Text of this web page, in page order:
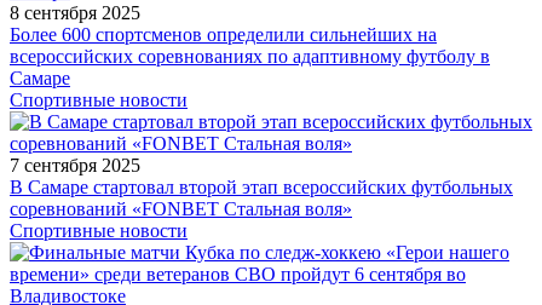
8 сентября 2025
Более 600 спортсменов определили сильнейших на
всероссийских соревнованиях по адаптивному футболу в
Самаре
Спортивные новости
7 сентября 2025
В Самаре стартовал второй этап всероссийских футбольных
соревнований «FONBET Стальная воля»
Спортивные новости